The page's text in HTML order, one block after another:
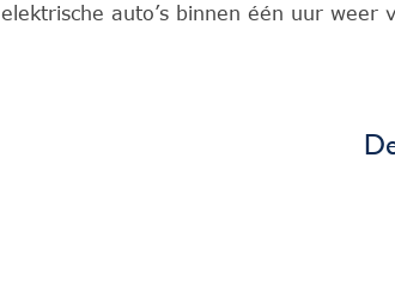
elektrische auto’s binnen één uur weer